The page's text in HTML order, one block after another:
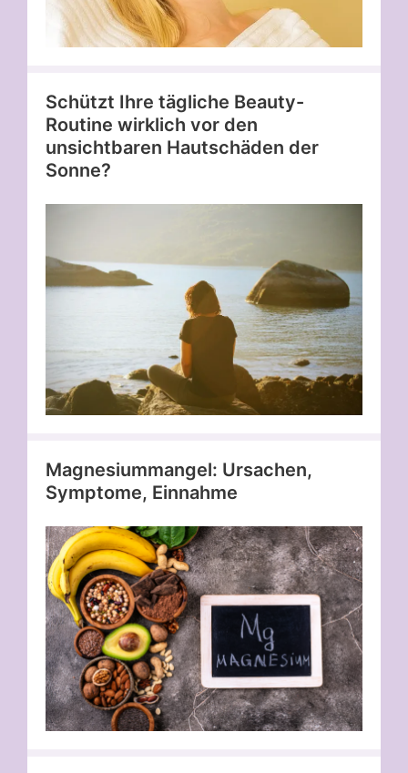
Schützt Ihre tägliche Beauty-
Routine wirklich vor den
unsichtbaren Hautschäden der
Sonne?
Magnesiummangel: Ursachen,
Symptome, Einnahme